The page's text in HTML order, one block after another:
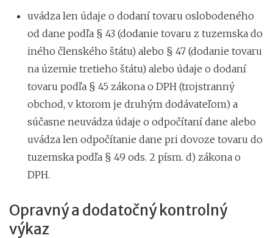
uvádza len údaje o dodaní tovaru oslobodeného
od dane podľa § 43 (dodanie tovaru z tuzemska do
iného členského štátu) alebo § 47 (dodanie tovaru
na územie tretieho štátu) alebo údaje o dodaní
tovaru podľa § 45 zákona o DPH (trojstranný
obchod, v ktorom je druhým dodávateľom) a
súčasne neuvádza údaje o odpočítaní dane alebo
uvádza len odpočítanie dane pri dovoze tovaru do
tuzemska podľa § 49 ods. 2 písm. d) zákona o
DPH.
Opravný a dodatočný kontrolný
výkaz